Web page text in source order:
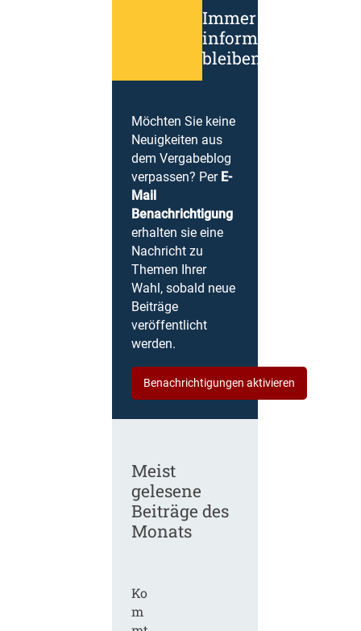
Immer
informiert
bleiben!
Möchten Sie keine
Neuigkeiten aus
dem Vergabeblog
verpassen? Per E-
Mail
Benachrichtigung
erhalten sie eine
Nachricht zu
Themen Ihrer
Wahl, sobald neue
Beiträge
veröffentlicht
werden.
Benachrichtigungen aktivieren
Meist
gelesene
Beiträge des
Monats
Ko
m